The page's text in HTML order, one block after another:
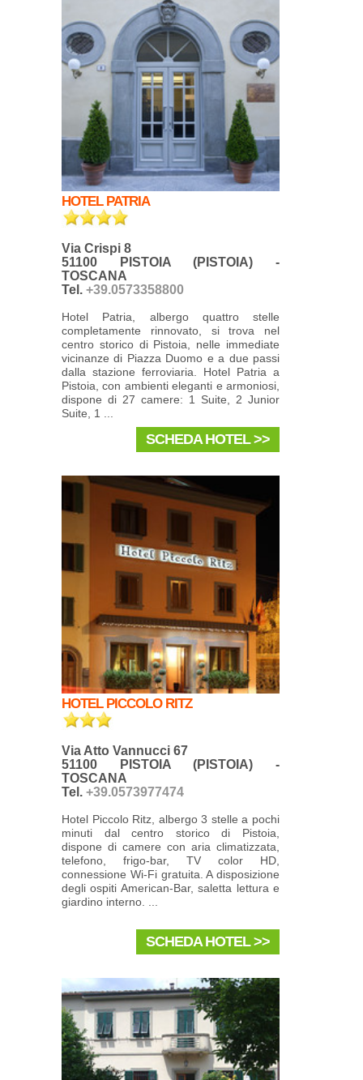
HOTEL PATRIA
Via Crispi 8
51100 PISTOIA (PISTOIA) -
TOSCANA
Tel. +39.0573358800
Hotel Patria, albergo quattro stelle
completamente rinnovato, si trova nel
centro storico di Pistoia, nelle immediate
vicinanze di Piazza Duomo e a due passi
dalla stazione ferroviaria. Hotel Patria a
Pistoia, con ambienti eleganti e armoniosi,
dispone di 27 camere: 1 Suite, 2 Junior
Suite, 1 ...
SCHEDA HOTEL >>
HOTEL PICCOLO RITZ
Via Atto Vannucci 67
51100 PISTOIA (PISTOIA) -
TOSCANA
Tel. +39.0573977474
Hotel Piccolo Ritz, albergo 3 stelle a pochi
minuti dal centro storico di Pistoia,
dispone di camere con aria climatizzata,
telefono, frigo-bar, TV color HD,
connessione Wi-Fi gratuita. A disposizione
degli ospiti American-Bar, saletta lettura e
giardino interno. ...
SCHEDA HOTEL >>